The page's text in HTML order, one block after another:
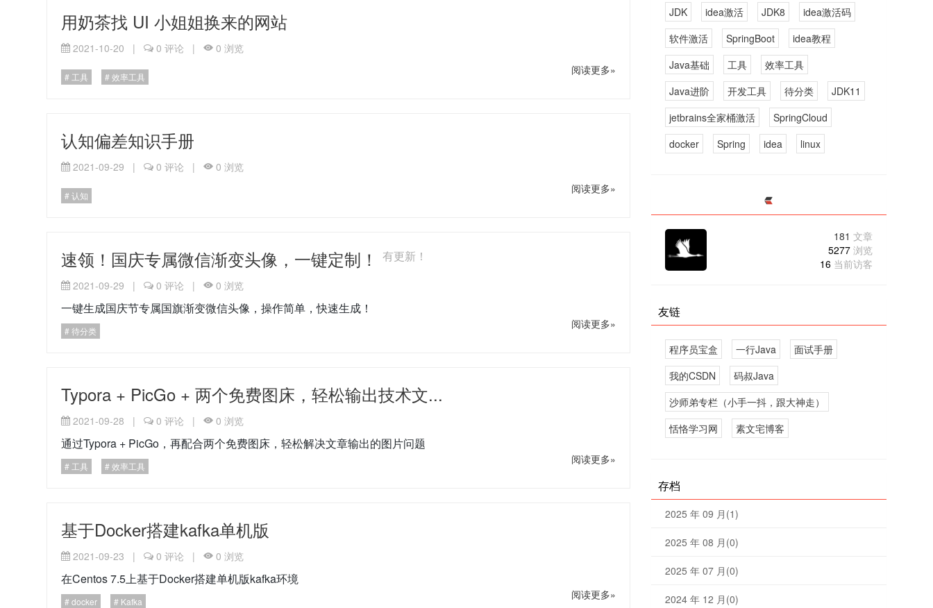
用奶茶找 UI 小姐姐换来的网站
2021-10-20 | 0 评论 | 0 浏览
工具 效率工具
阅读更多»
认知偏差知识手册
2021-09-29 | 0 评论 | 0 浏览
认知
阅读更多»
速领！国庆专属微信渐变头像，一键定制！有更新！
2021-09-29 | 0 评论 | 0 浏览
一键生成国庆节专属国旗渐变微信头像，操作简单，快速生成！
待分类
阅读更多»
Typora + PicGo + 两个免费图床，轻松输出技术文...
2021-09-28 | 0 评论 | 0 浏览
通过Typora + PicGo，再配合两个免费图床，轻松解决文章输出的图片问题
工具 效率工具
阅读更多»
基于Docker搭建kafka单机版
2021-09-23 | 0 评论 | 0 浏览
在Centos 7.5上基于Docker搭建单机版kafka环境
docker Kafka
阅读更多»
JDK idea激活 JDK8
idea激活码
软件激活
SpringBoot
idea教程
Java基础
工具
效率工具
Java进阶
开发工具 待分类
JDK11
jetbrains全家桶激活
SpringCloud
docker
Spring idea linux
181 文章
5277 浏览
16 当前访客
友链
程序员宝盒 一行Java
面试手册
我的CSDN
码叔Java
沙师弟专栏（小手一抖，跟大神走）
恬恪学习网
素文宅博客
存档
2025 年 09 月(1)
2025 年 08 月(0)
2025 年 07 月(0)
2024 年 12 月(0)